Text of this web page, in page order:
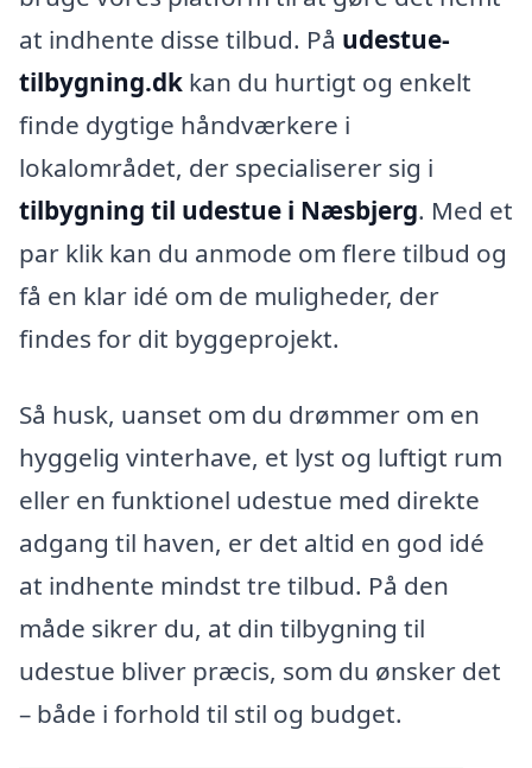
at indhente disse tilbud. På udestue-
tilbygning.dk kan du hurtigt og enkelt
finde dygtige håndværkere i
lokalområdet, der specialiserer sig i
tilbygning til udestue i Næsbjerg. Med et
par klik kan du anmode om flere tilbud og
få en klar idé om de muligheder, der
findes for dit byggeprojekt.
Så husk, uanset om du drømmer om en
hyggelig vinterhave, et lyst og luftigt rum
eller en funktionel udestue med direkte
adgang til haven, er det altid en god idé
at indhente mindst tre tilbud. På den
måde sikrer du, at din tilbygning til
udestue bliver præcis, som du ønsker det
– både i forhold til stil og budget.